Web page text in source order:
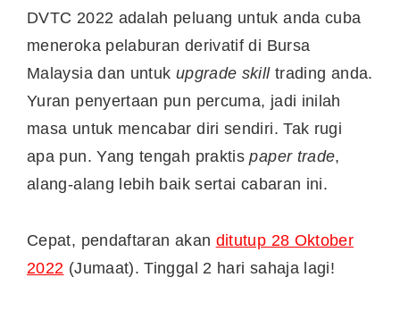
DVTC 2022 adalah peluang untuk anda cuba
meneroka pelaburan derivatif di Bursa
Malaysia dan untuk upgrade skilltrading anda.
Yuran penyertaan pun percuma, jadi inilah
masa untuk mencabar diri sendiri. Tak rugi
apa pun. Yang tengah praktispaper trade,
alang-alang lebih baik sertai cabaran ini.
Cepat, pendaftaran akan ditutup 28 Oktober
2022 (Jumaat). Tinggal 2 hari sahaja lagi!